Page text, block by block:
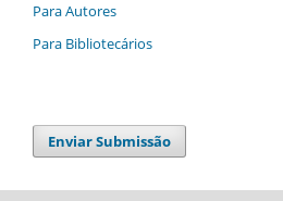
Para Autores
Para Bibliotecários
Enviar Submissão